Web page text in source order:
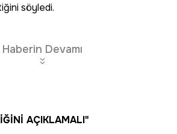
söyledi.
Haberin Devamı
AÇIKLAMALI"